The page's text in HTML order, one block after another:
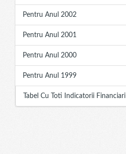
Pentru Anul 2002
Pentru Anul 2001
Pentru Anul 2000
Pentru Anul 1999
Tabel Cu Toti Indicatorii Financiari